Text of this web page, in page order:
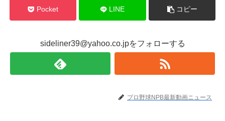
Pocket LINE コピー
sideliner39@yahoo.co.jpをフォローする
プロ野球NPB最新動画ニュース